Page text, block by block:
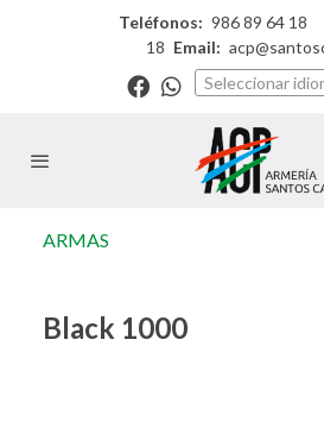
Teléfonos: 986 89 64 18
18 Email:
Seleccionar
ARMAS
Black 1000